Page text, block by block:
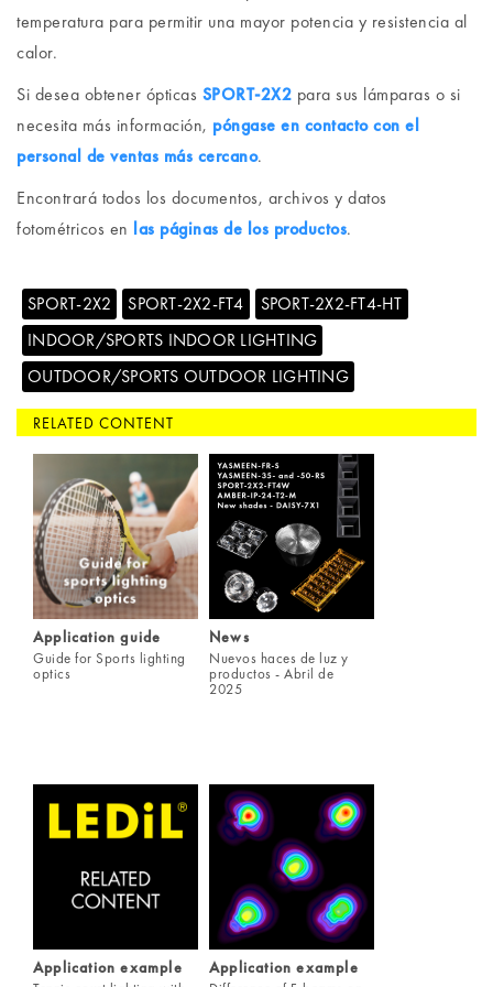
temperatura para permitir una mayor potencia y resistencia al
calor.
Si desea obtener ópticas SPORT-2X2 para sus lámparas o si
necesita más información, póngase en contacto con el
personal de ventas más cercano.
Encontrará todos los documentos, archivos y datos
fotométricos en las páginas de los productos.
SPORT-2X2 SPORT-2X2-FT4
SPORT-2X2-FT4-HT
INDOOR/SPORTS INDOOR LIGHTING
OUTDOOR/SPORTS OUTDOOR LIGHTING
RELATED CONTENT
Application guide
Guide for Sports lighting
optics
News
Nuevos haces de luz y
productos - Abril de
2025
Application example Application example